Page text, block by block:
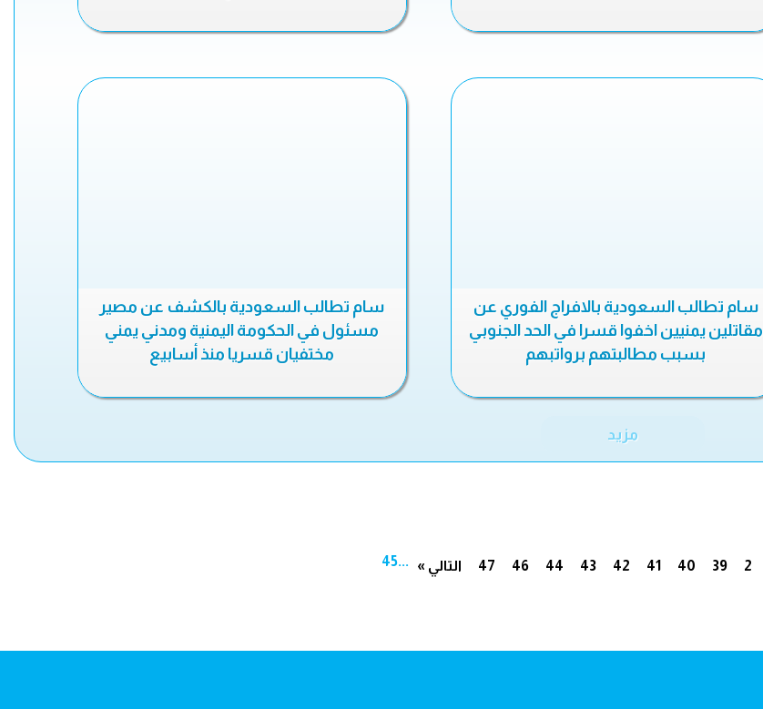
سام تطالب السعودية بالافراج الفوري عن
مقاتلين يمنيين اخفوا قسرا في الحد الجنوبي
بسبب مطالبتهم برواتبهم
سام تطالب السعودية بالكشف عن مصير
مسئول في الحكومة اليمنية ومدني يمني
مختفيان قسريا منذ أسابيع
مزيد
2
... 39
40
41
42
43
44
45 46
47 التالي »